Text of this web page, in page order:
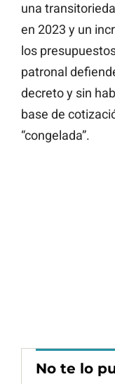
una
en 2023 y un
los
patronal
decreto y sin
base de
“congelada”.
No te lo